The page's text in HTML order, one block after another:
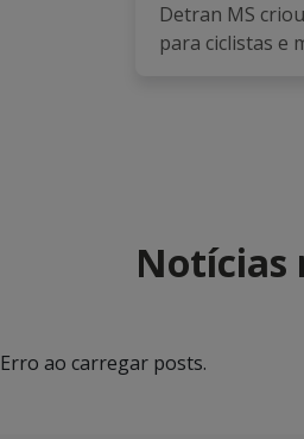
Detran MS
para ciclistas e
Notícias
Erro ao carregar posts.